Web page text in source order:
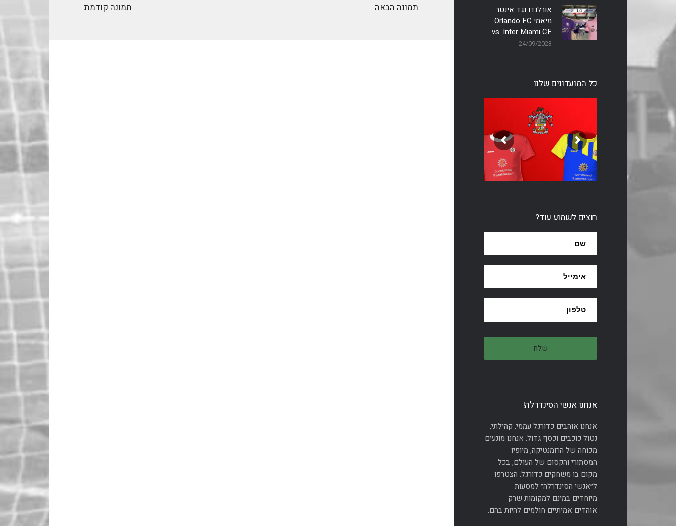
אורלנדו נגד אינטר
מיאמי Orlando FC
vs. Inter Miami CF
24/09/2023
כל המועדונים שלנו
רוצים לשמוע עוד?
אנחנו אנשי הסינדרלה!
אנחנו אוהבים כדורגל עממי, קהילתי,
נטול כוכבים וכסף גדול. אנחנו מונעים
מכוחה של הרומנטיקה, מיופיו
המסתורי והקסום של העולם, בכל
מקום בו משחקים כדורגל. הצטרפו
ל״אנשי הסינדרלה״ למסעות
מיוחדים במינם למקומות שרק
אוהדים אמיתיים חולמים להיות בהם.
תמונה קודמת תמונה הבאה